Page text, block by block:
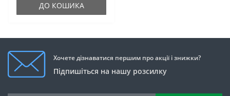
ДО КОШИКА
Хочете дізнаватися першим про акції і знижки?
Підпишіться на нашу розсилку